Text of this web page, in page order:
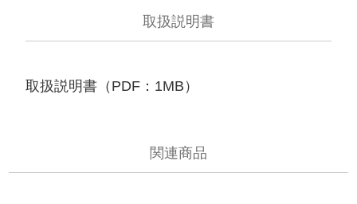
取扱説明書
取扱説明書（PDF：1MB）
関連商品